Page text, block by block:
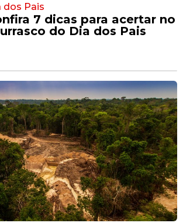
dos Pais
7 dicas para acertar no
do Dia dos Pais